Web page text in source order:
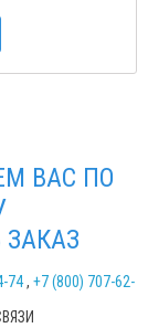
ВАС ПО
74, +7 (800) 707-62-